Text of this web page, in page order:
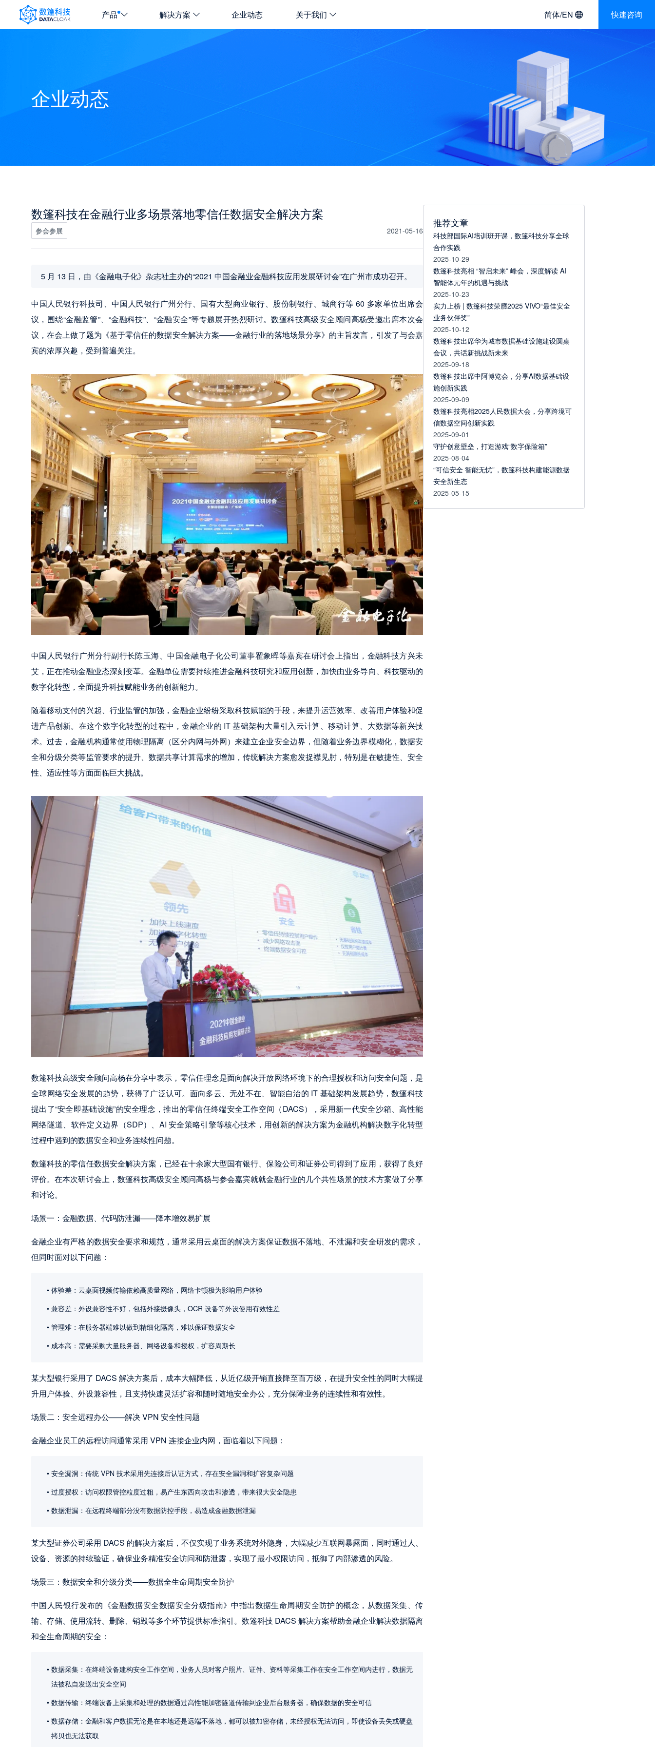
DATACLOAK
LOGO
产品 解决方案 企业动态 关于我们 简体/EN 快速咨询
企业动态
数篷科技在金融行业多场景落地零信任数据安全解决方案
参会参展 2021-05-16
5 月 13 日，由《金融电子化》杂志社主办的“2021 中国金融业金融科技应用发展研讨会”在广州市成功召开。
中国人民银行科技司、中国人民银行广州分行、国有大型商业银行、股份制银行、城商行等 60 多家单位出席会
议，围绕“金融监管”、“金融科技”、“金融安全”等专题展开热烈研讨。数篷科技高级安全顾问高杨受邀出席本次会
议，在会上做了题为《基于零信任的数据安全解决方案——金融行业的落地场景分享》的主旨发言，引发了与会嘉
宾的浓厚兴趣，受到普遍关注。
中国人民银行广州分行副行长陈玉海、中国金融电子化公司董事翟象晖等嘉宾在研讨会上指出，金融科技方兴未
艾，正在推动金融业态深刻变革。金融单位需要持续推进金融科技研究和应用创新，加快由业务导向、科技驱动的
数字化转型，全面提升科技赋能业务的创新能力。
随着移动支付的兴起、行业监管的加强，金融企业纷纷采取科技赋能的手段，来提升运营效率、改善用户体验和促
进产品创新。在这个数字化转型的过程中，金融企业的 IT 基础架构大量引入云计算、移动计算、大数据等新兴技
术。过去，金融机构通常使用物理隔离（区分内网与外网）来建立企业安全边界，但随着业务边界模糊化，数据安
全和分级分类等监管要求的提升、数据共享计算需求的增加，传统解决方案愈发捉襟见肘，特别是在敏捷性、安全
性、适应性等方面面临巨大挑战。
数篷科技高级安全顾问高杨在分享中表示，零信任理念是面向解决开放网络环境下的合理授权和访问安全问题，是
全球网络安全发展的趋势，获得了广泛认可。面向多云、无处不在、智能自治的 IT 基础架构发展趋势，数篷科技
提出了“安全即基础设施”的安全理念，推出的零信任终端安全工作空间（DACS），采用新一代安全沙箱、高性能
网络隧道、软件定义边界（SDP）、AI 安全策略引擎等核心技术，用创新的解决方案为金融机构解决数字化转型
过程中遇到的数据安全和业务连续性问题。
数篷科技的零信任数据安全解决方案，已经在十余家大型国有银行、保险公司和证券公司得到了应用，获得了良好
评价。在本次研讨会上，数篷科技高级安全顾问高杨与参会嘉宾就就金融行业的几个共性场景的技术方案做了分享
和讨论。
场景一：金融数据、代码防泄漏——降本增效易扩展
金融企业有严格的数据安全要求和规范，通常采用云桌面的解决方案保证数据不落地、不泄漏和安全研发的需求，
但同时面对以下问题：
体验差：云桌面视频传输依赖高质量网络，网络卡顿极为影响用户体验
兼容差：外设兼容性不好，包括外接摄像头，OCR 设备等外设使用有效性差
管理难：在服务器端难以做到精细化隔离，难以保证数据安全
成本高：需要采购大量服务器、网络设备和授权，扩容周期长
某大型银行采用了 DACS 解决方案后，成本大幅降低，从近亿级开销直接降至百万级，在提升安全性的同时大幅提
升用户体验、外设兼容性，且支持快速灵活扩容和随时随地安全办公，充分保障业务的连续性和有效性。
场景二：安全远程办公——解决 VPN 安全性问题
金融企业员工的远程访问通常采用 VPN 连接企业内网，面临着以下问题：
安全漏洞：传统 VPN 技术采用先连接后认证方式，存在安全漏洞和扩容复杂问题
过度授权：访问权限管控粒度过粗，易产生东西向攻击和渗透，带来很大安全隐患
数据泄漏：在远程终端部分没有数据防控手段，易造成金融数据泄漏
某大型证券公司采用 DACS 的解决方案后，不仅实现了业务系统对外隐身，大幅减少互联网暴露面，同时通过人、
设备、资源的持续验证，确保业务精准安全访问和防泄露，实现了最小权限访问，抵御了内部渗透的风险。
场景三：数据安全和分级分类——数据全生命周期安全防护
中国人民银行发布的《金融数据安全数据安全分级指南》中指出数据生命周期安全防护的概念，从数据采集、传
输、存储、使用流转、删除、销毁等多个环节提供标准指引。数篷科技 DACS 解决方案帮助金融企业解决数据隔离
和全生命周期的安全：
数据采集：在终端设备建构安全工作空间，业务人员对客户照片、证件、资料等采集工作在安全工作空间内进行，数据无
法被私自发送出安全空间
数据传输：终端设备上采集和处理的数据通过高性能加密隧道传输到企业后台服务器，确保数据的安全可信
数据存储：金融和客户数据无论是在本地还是远端不落地，都可以被加密存储，未经授权无法访问，即使设备丢失或硬盘
拷贝也无法获取
推荐文章
科技部国际AI培训班开课，数篷科技分享全球
合作实践
2025-10-29
数篷科技亮相 “智启未来” 峰会，深度解读 AI
智能体元年的机遇与挑战
2025-10-23
实力上榜 | 数篷科技荣膺2025 VIVO“最佳安全
业务伙伴奖”
2025-10-12
数篷科技出席华为城市数据基础设施建设圆桌
会议，共话新挑战新未来
2025-09-18
数篷科技出席中阿博览会，分享AI数据基础设
施创新实践
2025-09-09
数篷科技亮相2025人民数据大会，分享跨境可
信数据空间创新实践
2025-09-01
守护创意壁垒，打造游戏“数字保险箱”
2025-08-04
“可信安全 智能无忧”，数篷科技构建能源数据
安全新生态
2025-05-15